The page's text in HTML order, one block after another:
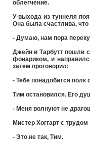
облегчение.
У выхода из туннеля
Она была счастлива,
- Думаю, нам пора
Джейн и Тарбутт пошли
фонариком, и
затем проговорил:
- Тебе понадобится
Тим остановился. Его
- Меня волнуют не
Мистер Хоггарт с
- Это не так, Тим.